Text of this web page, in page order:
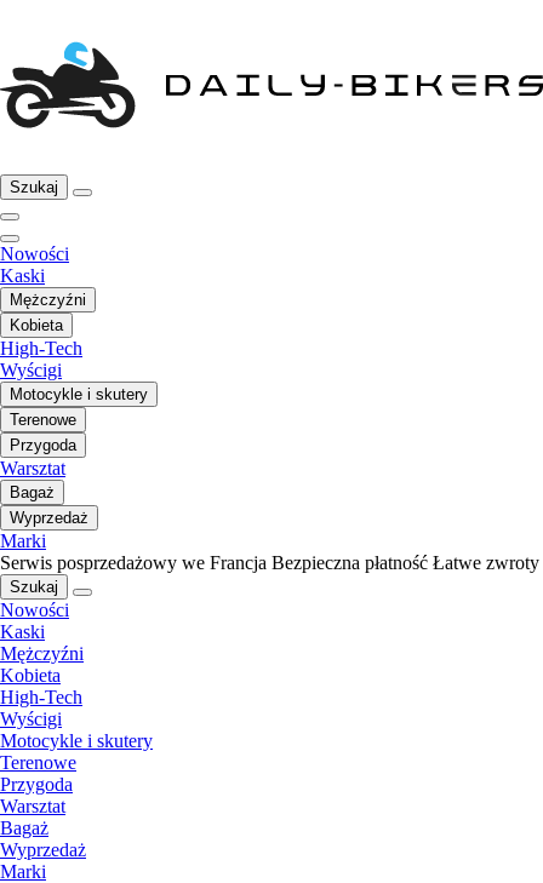
Szukaj
Nowości
Kaski
Mężczyźni
Kobieta
High-Tech
Wyścigi
Motocykle i skutery
Terenowe
Przygoda
Warsztat
Bagaż
Wyprzedaż
Marki
Serwis posprzedażowy we Francja Bezpieczna płatność Łatwe zwroty
Szukaj
Nowości
Kaski
Mężczyźni
Kobieta
High-Tech
Wyścigi
Motocykle i skutery
Terenowe
Przygoda
Warsztat
Bagaż
Wyprzedaż
Marki